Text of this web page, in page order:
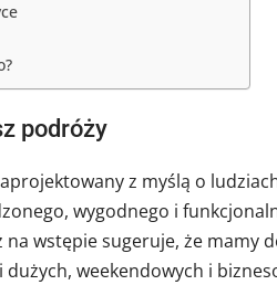
podróży
z myślą o
wygodnego i
na wstępie sugeruje, że mamy
dużych, weekendowych i